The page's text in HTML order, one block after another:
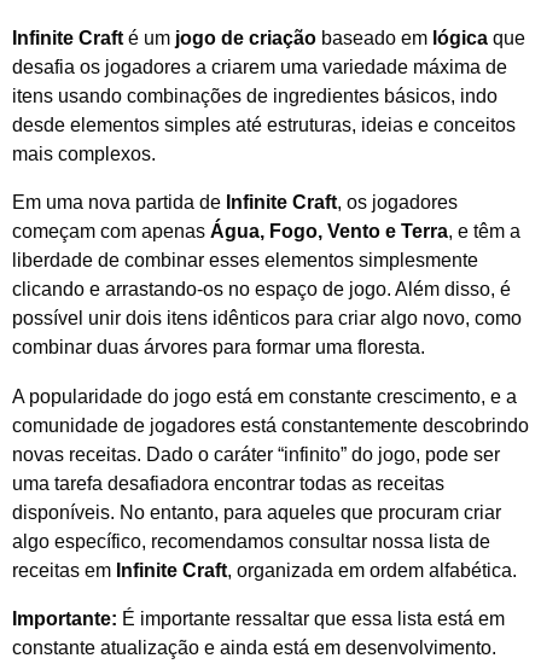
Infinite Craft é um jogo de criação baseado em lógica que
desafia os jogadores a criarem uma variedade máxima de
itens usando combinações de ingredientes básicos, indo
desde elementos simples até estruturas, ideias e conceitos
mais complexos.
Em uma nova partida de Infinite Craft, os jogadores
começam com apenas Água, Fogo, Vento e Terra, e têm a
liberdade de combinar esses elementos simplesmente
clicando e arrastando-os no espaço de jogo. Além disso, é
possível unir dois itens idênticos para criar algo novo, como
combinar duas árvores para formar uma floresta.
A popularidade do jogo está em constante crescimento, e a
comunidade de jogadores está constantemente descobrindo
novas receitas. Dado o caráter “infinito” do jogo, pode ser
uma tarefa desafiadora encontrar todas as receitas
disponíveis. No entanto, para aqueles que procuram criar
algo específico, recomendamos consultar nossa lista de
receitas em Infinite Craft, organizada em ordem alfabética.
Importante: É importante ressaltar que essa lista está em
constante atualização e ainda está em desenvolvimento.